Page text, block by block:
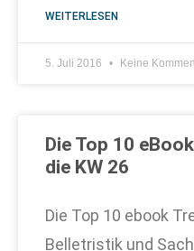
WEITERLESEN
5. Juli 2016 Keine
Die Top 10
die KW 26
Die Top 10 ebook
Belletristik und